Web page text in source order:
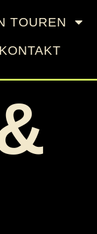
TOUREN
KONTAKT